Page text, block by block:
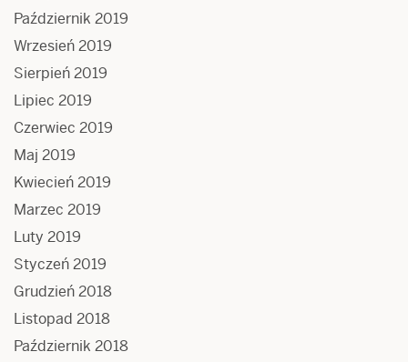
Październik 2019
Wrzesień 2019
Sierpień 2019
Lipiec 2019
Czerwiec 2019
Maj 2019
Kwiecień 2019
Marzec 2019
Luty 2019
Styczeń 2019
Grudzień 2018
Listopad 2018
Październik 2018